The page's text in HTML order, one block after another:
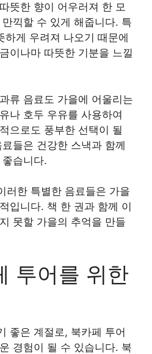
뜻한 향이 어우러져 한 모
끽할 수 있게 해줍니다. 특
게 우려져 나오기 때문에
이나마 따뜻한 기분을 느낄
류 음료도 가을에 어울리는
나 호두 우유를 사용하여
으로도 풍부한 선택이 될
들은 건강한 스낵과 함께
습니다.
러한 특별한 음료들은 가을
입니다. 책 한 권과 함께 이
못할 가을의 추억을 만들
투어를 위한
좋은 계절로, 북카페 투어
경험이 될 수 있습니다. 북